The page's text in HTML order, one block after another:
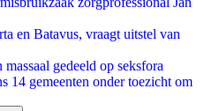
en Batavus, vraagt uitstel van
gedeeld op seksfora
14 gemeenten onder toezicht om